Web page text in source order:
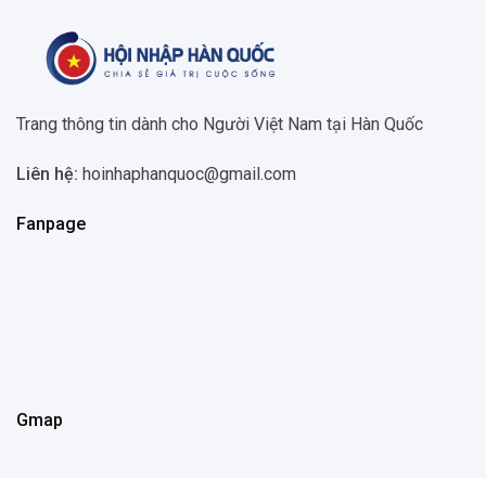
Trang thông tin dành cho Người Việt Nam tại Hàn Quốc
Liên hệ: hoinhaphanquoc@gmail.com
Fanpage
Gmap